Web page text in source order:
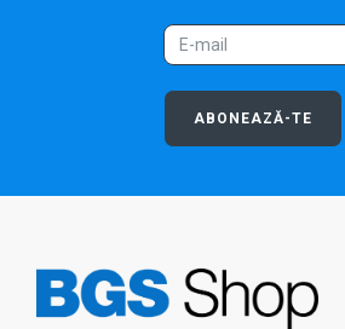
ABONEAZĂ-TE